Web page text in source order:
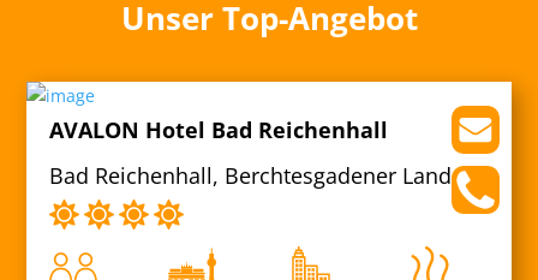
Unser Top-Angebot
AVALON Hotel Bad Reichenhall
Bad Reichenhall, Berchtesgadener Land